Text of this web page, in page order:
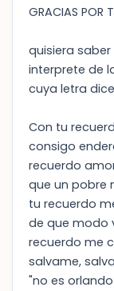
GRACIAS POR
quisiera
interprete de
cuya letra
Con tu
consigo
recuerdo
que un pobre
tu recuerdo
de que modo
recuerdo me
salvame,
"no es